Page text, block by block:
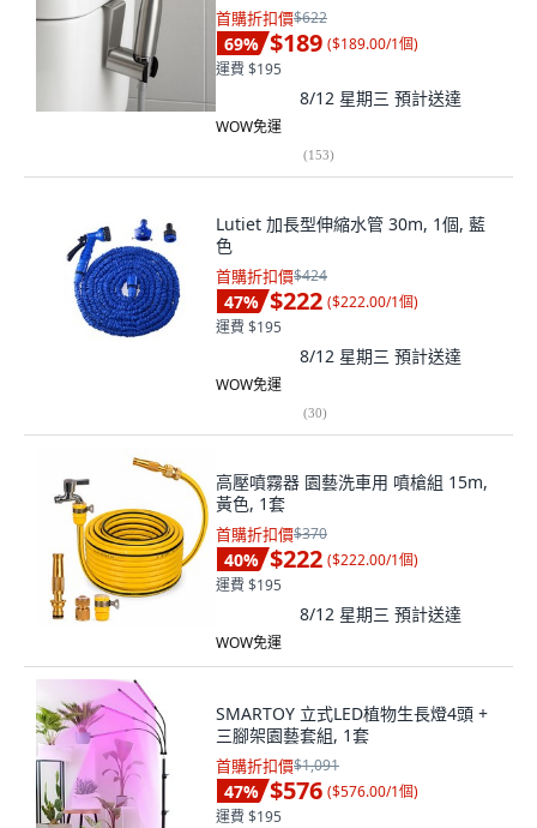
首購折扣價$622
69% $189 ($189.00/1個)
運費 $195
8/12 星期三 預計送達
WOW免運
(153)
Lutiet 加長型伸縮水管 30m, 1個, 藍
色
首購折扣價$424
47% $222 ($222.00/1個)
運費 $195
8/12 星期三 預計送達
WOW免運
(30)
高壓噴霧器 園藝洗車用 噴槍組 15m,
黃色, 1套
首購折扣價$370
40% $222 ($222.00/1個)
運費 $195
8/12 星期三 預計送達
WOW免運
SMARTOY 立式LED植物生長燈4頭 +
三腳架園藝套組, 1套
首購折扣價$1,091
47% $576 ($576.00/1個)
運費 $195